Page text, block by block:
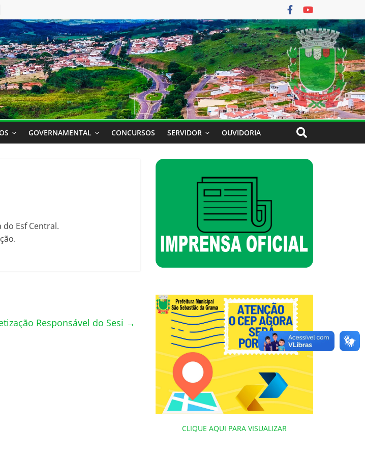
GOVERNAMENTAL CONCURSOS SERVIDOR OUVIDORIA
Esf Central.
Responsável do Sesi →
CLIQUE AQUI PARA VISUALIZAR